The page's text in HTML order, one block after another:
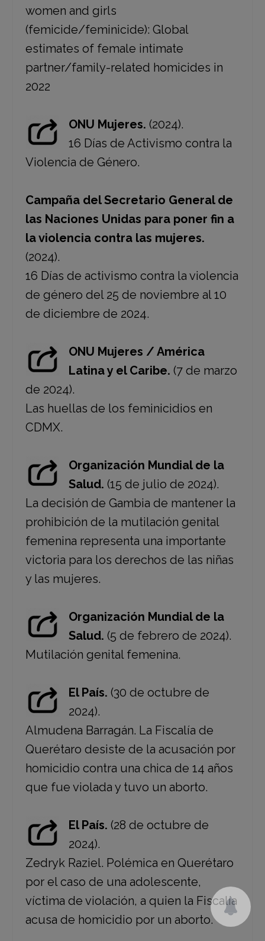
women and girls
(femicide/feminicide): Global
estimates of female intimate
partner/family-related homicides in
2022
ONU Mujeres. (2024).
16 Días de Activismo contra la
Violencia de Género.
Campaña del Secretario General de
las Naciones Unidas para poner fin a
la violencia contra las mujeres.
(2024).
16 Días de activismo contra la violencia
de género del 25 de noviembre al 10
de diciembre de 2024.
ONU Mujeres / América
Latina y el Caribe. (7 de marzo
de 2024).
Las huellas de los feminicidios en
CDMX.
Organización Mundial de la
Salud. (15 de julio de 2024).
La decisión de Gambia de mantener la
prohibición de la mutilación genital
femenina representa una importante
victoria para los derechos de las niñas
y las mujeres.
Organización Mundial de la
Salud. (5 de febrero de 2024).
Mutilación genital femenina.
El País. (30 de octubre de
2024).
Almudena Barragán. La Fiscalía de
Querétaro desiste de la acusación por
homicidio contra una chica de 14 años
que fue violada y tuvo un aborto.
El País. (28 de octubre de
2024).
Zedryk Raziel. Polémica en Querétaro
por el caso de una adolescente,
víctima de violación, a quien la Fiscalía
acusa de homicidio por un aborto.